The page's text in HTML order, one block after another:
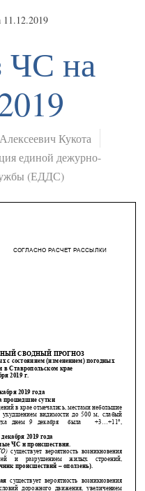
11.12.2019
ЧС на
Кукота
единой дежурно-
(ЕДДС)